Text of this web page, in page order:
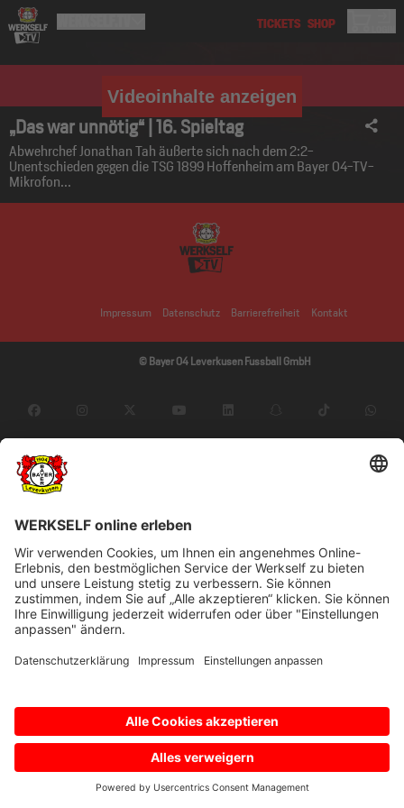
Videoinhalte anzeigen
„Das war unnötig“ | 16. Spieltag
Abwehrchef Jonathan Tah äußerte sich nach dem 2:2-
Unentschieden gegen die TSG 1899 Hoffenheim am Bayer 04-TV-
Mikrofon...
Impressum Datenschutz Barrierefreiheit Kontakt
© Bayer 04 Leverkusen Fussball GmbH